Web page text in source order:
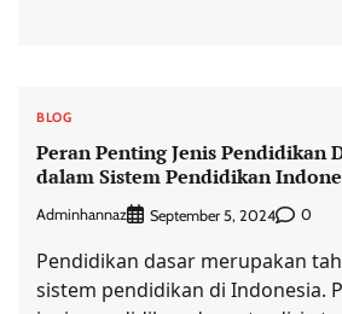
BLOG
Peran Penting Jenis Pendidikan
dalam Sistem Pendidikan
Adminhannaz September 5, 2024 0
Pendidikan dasar merupakan
sistem pendidikan di Indonesia.